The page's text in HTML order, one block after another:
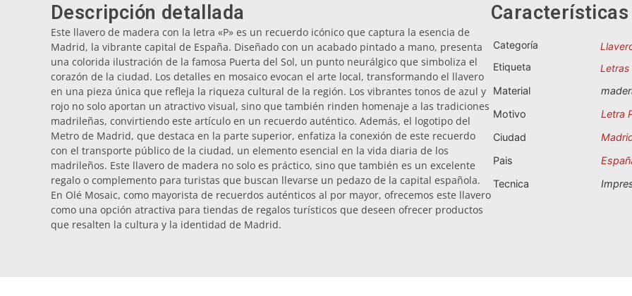
Descripción detallada
Este llavero de madera con la letra «P» es un recuerdo icónico que captura la esencia de
Madrid, la vibrante capital de España. Diseñado con un acabado pintado a mano, presenta
una colorida ilustración de la famosa Puerta del Sol, un punto neurálgico que simboliza el
corazón de la ciudad. Los detalles en mosaico evocan el arte local, transformando el llavero
en una pieza única que refleja la riqueza cultural de la región. Los vibrantes tonos de azul y
rojo no solo aportan un atractivo visual, sino que también rinden homenaje a las tradiciones
madrileñas, convirtiendo este artículo en un recuerdo auténtico. Además, el logotipo del
Metro de Madrid, que destaca en la parte superior, enfatiza la conexión de este recuerdo
con el transporte público de la ciudad, un elemento esencial en la vida diaria de los
madrileños. Este llavero de madera no solo es práctico, sino que también es un excelente
regalo o complemento para turistas que buscan llevarse un pedazo de la capital española.
En Olé Mosaic, como mayorista de recuerdos auténticos al por mayor, ofrecemos este llavero
como una opción atractiva para tiendas de regalos turísticos que deseen ofrecer productos
que resalten la cultura y la identidad de Madrid.
Características
Categoría
Etiqueta
Letras
Material
Motivo
Letra
Ciudad
Pais
Tecnica